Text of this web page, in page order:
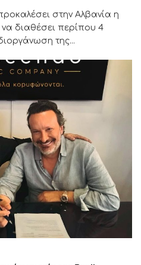
στην Αλβανία η
διαθέσει περίπου 4
της...